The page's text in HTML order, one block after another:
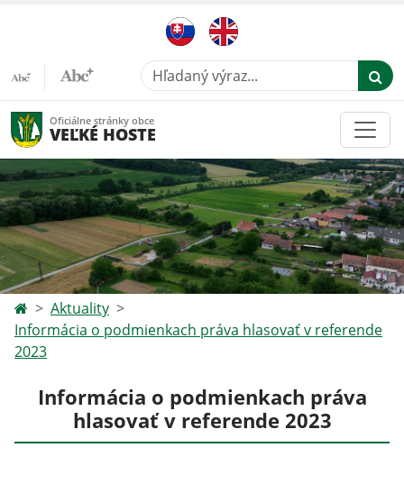
Hľadaný výraz...
Oficiálne stránky obce
VEĽKÉ HOSTE
Aktuality
Informácia o podmienkach práva hlasovať v referende
2023
Informácia o podmienkach práva
hlasovať v referende 2023